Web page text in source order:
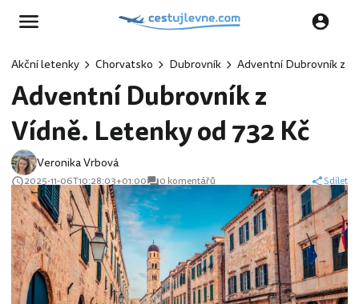
Akční letenky Chorvatsko Dubrovník Adventní Dubrovník z
Adventní Dubrovník z
Vídně. Letenky od 732 Kč
Veronika Vrbová
2025-11-06T10:28:03+01:00 0 komentářů Sdílet